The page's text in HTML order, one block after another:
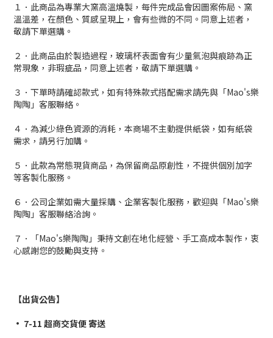
１．此商品為專業大窯高溫燒製，每件完成品會因圖案佈局、窯
溫溫差，在顏色、質感呈現上，會有些微的不同。同意上述者，
敬請下單選購。
２．此商品由於製造過程，玻璃杯表面會有少量氣泡與痕跡為正
常現象，非瑕疵品，同意上述者，敬請下單選購。
３．下單時請確認款式，如有特殊款式搭配需求請先與「Mao's樂
陶陶」客服聯絡。
４．為減少綠色資源的消耗，本商場不主動提供紙袋，如有紙袋
需求，請另行加購。
５．此款為常態現貨商品，為保留商品原創性，不提供個別加字
等客製化服務。
６．公司企業如需大量採購、企業客製化服務，歡迎與「Mao's樂
陶陶」客服聯絡洽詢。
７．「Mao's樂陶陶」秉持文創在地化經營、手工高成本製作，衷
心感謝您的鼓勵與支持。
【出貨公告】
• 7-11 超商交貨便 寄送